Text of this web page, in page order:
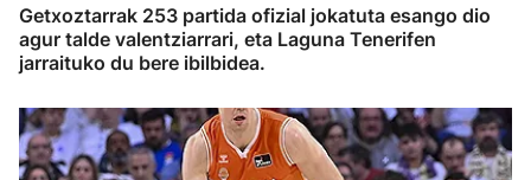
Txirrindularitza
Herri-kirolak
Getxoztarrak 253 partida ofizial jokatuta esango dio
agur talde valentziarrari, eta Laguna Tenerifen
jarraituko du bere ibilbidea.